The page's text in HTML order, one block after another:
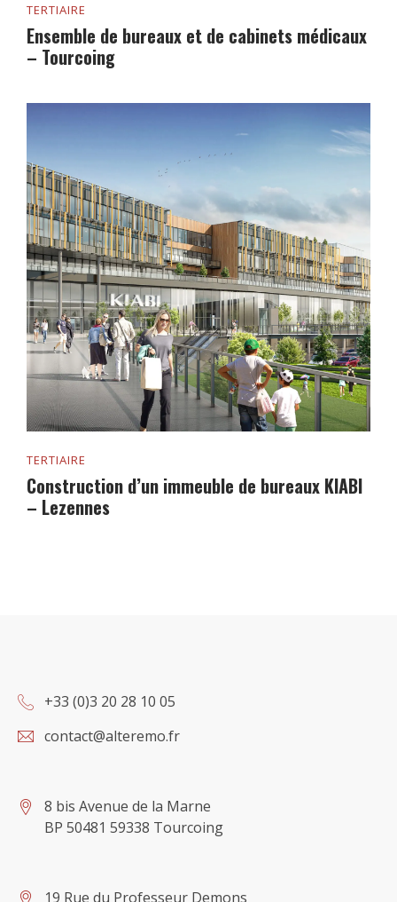
TERTIAIRE
Ensemble de bureaux et de cabinets médicaux
– Tourcoing
TERTIAIRE
Construction d’un immeuble de bureaux KIABI
– Lezennes
+33 (0)3 20 28 10 05
contact@alteremo.fr
8 bis Avenue de la Marne
BP 50481 59338 Tourcoing
19 Rue du Professeur Demons